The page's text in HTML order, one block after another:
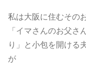
私は大阪に住むその
「イマさんのお父さ
り」と小包を開ける
が